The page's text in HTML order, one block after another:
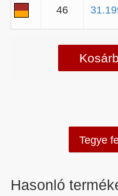
46
Tegye
Hasonló